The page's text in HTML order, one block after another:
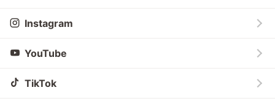
Instagram
YouTube
TikTok